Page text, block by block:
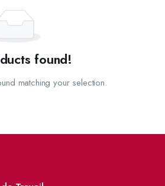
found!
matching your selection.